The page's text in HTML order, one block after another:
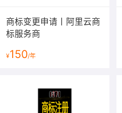
商标变更申请丨阿里云商
标服务商
¥150/年